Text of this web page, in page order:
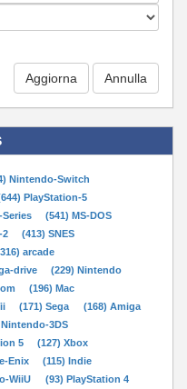
Aggiorna
Nintendo-Switch
PlayStation-5
Series
(541) MS-DOS
2
(413) SNES
arcade
drive
(229) Nintendo
(196) Mac
(171) Sega
(168) Amiga
Nintendo-3DS
5
(127) Xbox
Enix
(115) Indie
WiiU
(93) PlayStation 4